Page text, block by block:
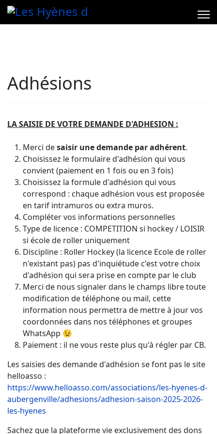
Adhésions
LA SAISIE DE VOTRE DEMANDE D'ADHESION :
Merci desaisir une demande par adhérent.
Choisissez le formulaire d'adhésion qui vous
convient (paiement en 1 fois ou en 3 fois)
Choisissez la formule d'adhésion qui vous
correspond : chaque adhésion vous est proposée
en tarif intramuros ou extra muros.
Compléter vos informations personnelles
Type de licence : COMPETITION si hockey / LOISIR
si école de roller uniquement
Discipline : Roller Hockey (la licence Ecole de roller
n'existant pas) pas d'inquiétude c'est votre choix
d'adhésion qui sera prise en compte par le club
Merci de nous signaler dans le champs libre toute
modification de téléphone ou mail, cette
information nous permettra de mettre à jour vos
coordonnées dans nos téléphones et groupes
WhatsApp 😉
Paiement : il ne vous reste plus qu'à régler par CB.
Les saisies des demande d'adhésion se font pas le site
helloasso :
https://www.helloasso.com/associations/les-hyenes-d-
aubergenville/adhesions/adhesion-saison-2025-2026-
les-hyenes
Sachez que la plateforme vie exclusivement des dons